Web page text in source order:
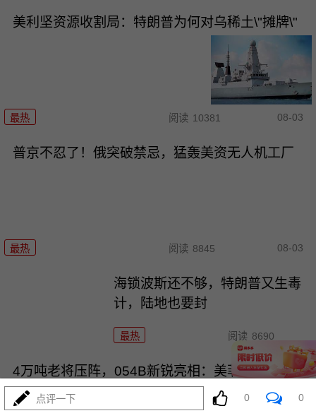
美利坚资源收割局：特朗普为何对乌稀土\"摊牌\"
最热 阅读 10381 08-03
普京不忍了！俄突破禁忌，猛轰美资无人机工厂
最热 阅读 8845 08-03
海锁波斯还不够，特朗普又生毒
计，陆地也要封
最热 阅读 8690
4万吨老将压阵，054B新锐亮相：美菲仔细品品
点评一下 0 0